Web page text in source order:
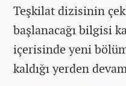
Teşkilat dizisinin
başlanacağı bilgisi
içerisinde yeni
kaldığı yerden